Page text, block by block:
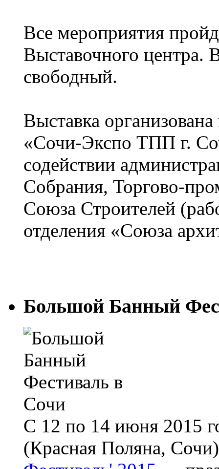
Все мероприятия
Выставочного центра.
свободный.
Выставка
«Сочи-Экспо ТПП г.
содействии
Собрания, Торгово-
Союза Строителей
отделения «Союза
Большой Банный
С 12 по 14 июня 2015
(Красная Поляна,